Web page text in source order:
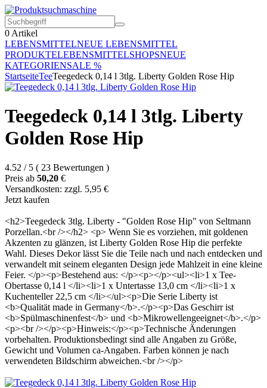
0 Artikel
LEBENSMITTELNEUE LEBENSMITTEL
PRODUKTELEBENSMITTELSHOPSNEUE
KATEGORIENSALE %
StartseiteTeeTeegedeck 0,14 l 3tlg. Liberty Golden Rose Hip
Teegedeck 0,14 l 3tlg. Liberty
Golden Rose Hip
4.52 / 5 ( 23 Bewertungen )
Preis ab 50,20 €
Versandkosten: zzgl. 5,95 €
Jetzt kaufen
<h2>Teegedeck 3tlg. Liberty - "Golden Rose Hip" von Seltmann
Porzellan.<br /></h2> <p> Wenn Sie es vorziehen, mit goldenen
Akzenten zu glänzen, ist Liberty Golden Rose Hip die perfekte
Wahl. Dieses Dekor lässt Sie die Teile nach und nach entdecken und
verwandelt mit seinem eleganten Design jede Mahlzeit in eine kleine
Feier. </p><p>Bestehend aus: </p><p></p><ul><li>1 x Tee-
Obertasse 0,14 l </li><li>1 x Untertasse 13,0 cm </li><li>1 x
Kuchenteller 22,5 cm </li></ul><p>Die Serie Liberty ist
<b>Qualität made in Germany</b>.</p><p>Das Geschirr ist
<b>Spülmaschinenfest</b> und <b>Mikrowellengeeignet</b>.</p>
<p><br /></p><p>Hinweis:</p><p>Technische Änderungen
vorbehalten. Produktionsbedingt sind alle Angaben zu Größe,
Gewicht und Volumen ca-Angaben. Farben können je nach
verwendeten Bildschirm abweichen.<br /></p>